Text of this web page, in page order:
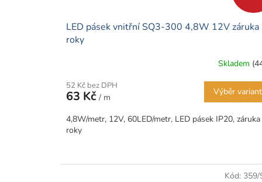
LED pásek vnitřní SQ3-300 4,8W 12V záruka
roky
Skladem
52 Kč bez DPH
63 Kč / m
Výběr
4,8W/metr, 12V, 60LED/metr, LED pásek IP20,
roky
Kód: 359/